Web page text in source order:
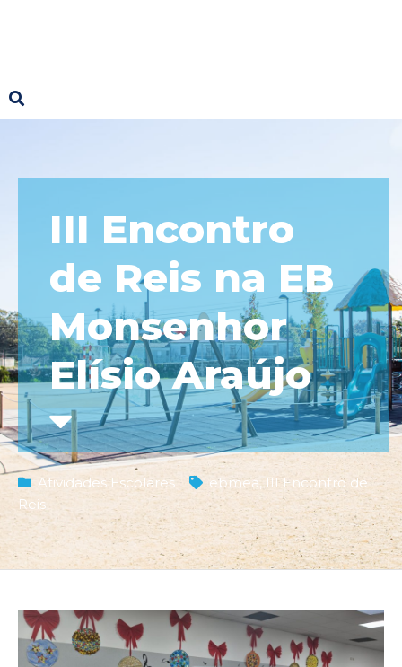
III Encontro
de Reis na EB
Monsenhor
Elísio Araújo
Atividades Escolares ebmea, III Encontro de
Reis